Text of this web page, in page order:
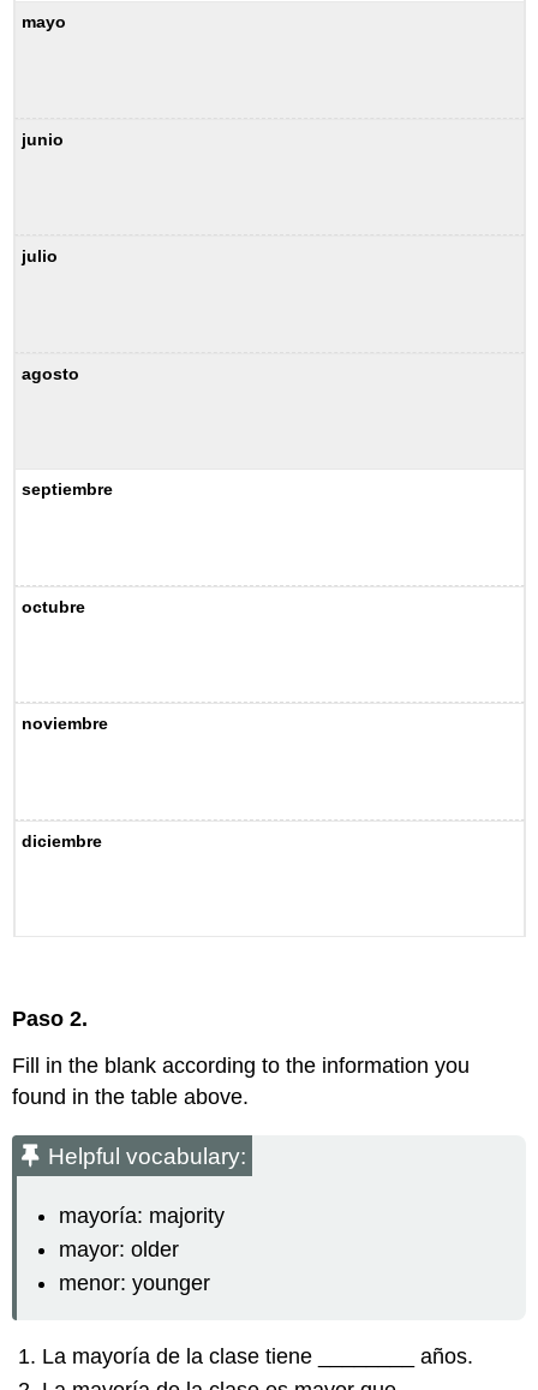
mayo
junio
julio
agosto
septiembre
octubre
noviembre
diciembre
Paso 2.
Fill in the blank according to the information you
found in the table above.
Helpful vocabulary:
mayoría: majority
mayor: older
menor: younger
La mayoría de la clase tiene ________ años.